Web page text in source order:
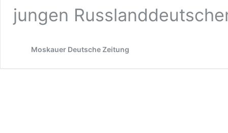
jungen
Moskauer Deutsche Zeitung